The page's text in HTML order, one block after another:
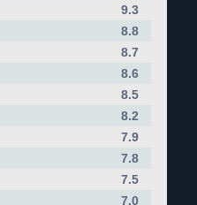
9.3
8.8
8.7
8.6
8.5
8.2
7.9
7.8
7.5
7.0